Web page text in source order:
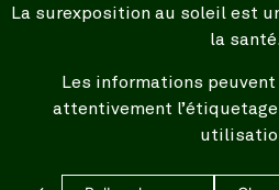
La surexposition au soleil est
la santé.
Les informations peuvent
attentivement